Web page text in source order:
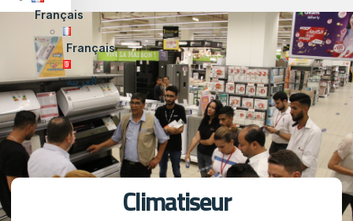
Français
Français
العربية
Climatiseur